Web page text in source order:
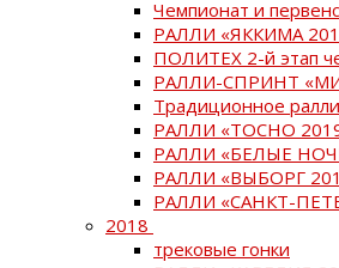
Чемпионат и
РАЛЛИ «ЯККИМА
ПОЛИТЕХ 2-й этап
РАЛЛИ-СПРИНТ
Традиционное
РАЛЛИ «ТОСНО
РАЛЛИ «БЕЛЫЕ
РАЛЛИ «ВЫБОРГ
РАЛЛИ «САНКТ-
2018
трековые гонки